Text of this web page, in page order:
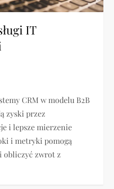
IT
CRM w modelu B2B
zyski przez
i lepsze mierzenie
i metryki pomogą
obliczyć zwrot z